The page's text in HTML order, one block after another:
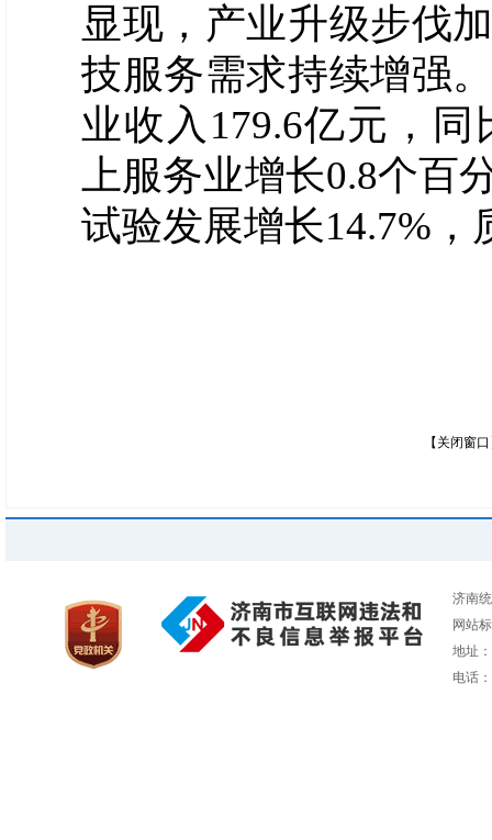
显现，产业升级步伐
技服务需求持续增强
业收入 179.6亿元，同
上服务业增长0.8个百
试验发展增长14.7%，
【关闭窗
济南
网站
地址
电话